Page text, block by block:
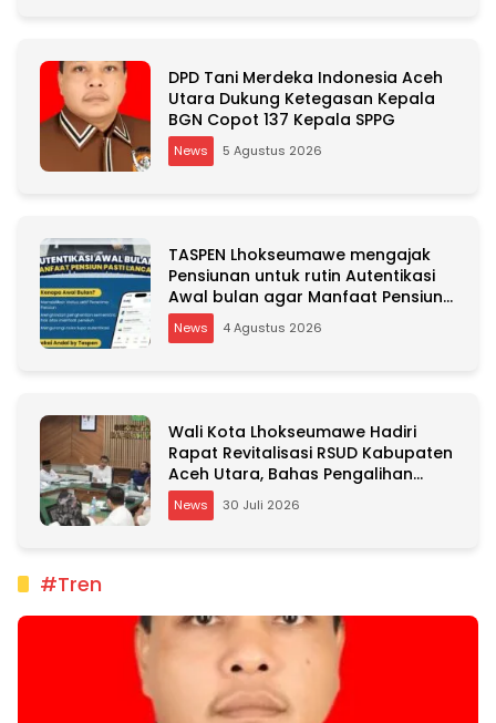
DPD Tani Merdeka Indonesia Aceh
Utara Dukung Ketegasan Kepala
BGN Copot 137 Kepala SPPG
News 5 Agustus 2026
TASPEN Lhokseumawe mengajak
Pensiunan untuk rutin Autentikasi
Awal bulan agar Manfaat Pensiun
tetap Lancar
News 4 Agustus 2026
Wali Kota Lhokseumawe Hadiri
Rapat Revitalisasi RSUD Kabupaten
Aceh Utara, Bahas Pengalihan
Kepemilikan RSU Cut Meutia
News 30 Juli 2026
#Tren